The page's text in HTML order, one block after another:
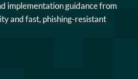
implementation guidance from
and fast, phishing-resistant